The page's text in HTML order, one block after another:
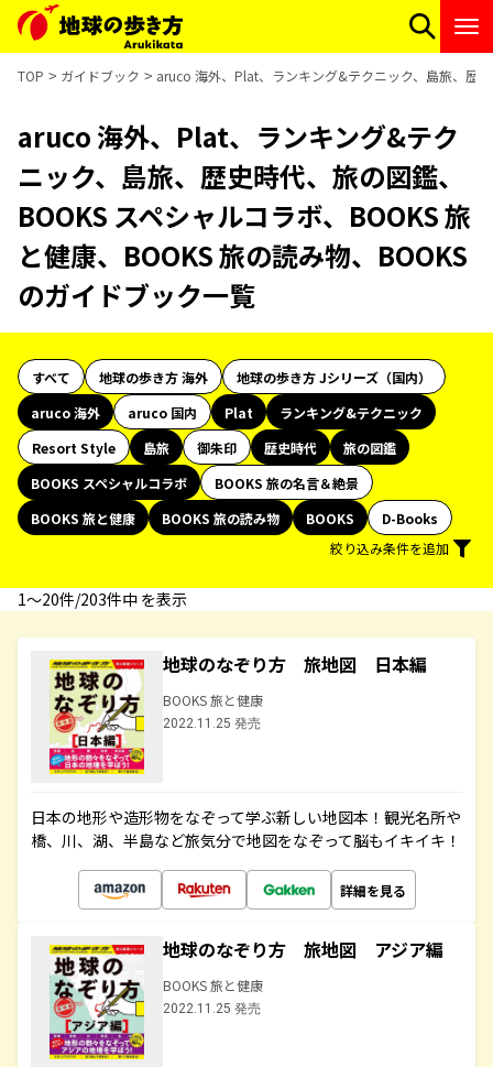
TOP ガイドブック aruco 海外、Plat、ランキング&テクニック、島旅、歴
aruco 海外、Plat、ランキング&テク
ニック、島旅、歴史時代、旅の図鑑、
BOOKS スペシャルコラボ、BOOKS 旅
と健康、BOOKS 旅の読み物、BOOKS
のガイドブック一覧
すべて 地球の歩き方 海外
地球の歩き方 Jシリーズ（国内）
aruco 海外
aruco 国内 Plat
ランキング&テクニック
Resort Style
島旅 御朱印 歴史時代
旅の図鑑
BOOKS スペシャルコラボ
BOOKS 旅の名言＆絶景
BOOKS 旅と健康
BOOKS 旅の読み物 BOOKS
D-Books
絞り込み条件を追加
1〜20件/203件中 を表示
地球のなぞり方 旅地図 日本編
BOOKS 旅と健康
2022.11.25 発売
日本の地形や造形物をなぞって学ぶ新しい地図本！観光名所や
橋、川、湖、半島など旅気分で地図をなぞって脳もイキイキ！
詳細を見る
地球のなぞり方 旅地図 アジア編
BOOKS 旅と健康
2022.11.25 発売